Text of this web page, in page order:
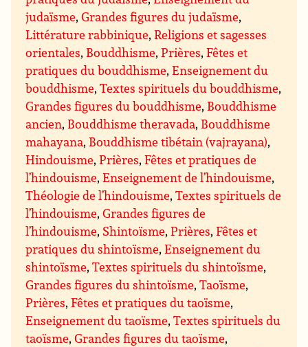
judaïsme,Grandes figures du judaïsme,
Littérature rabbinique,Religions et sagesses
orientales, Bouddhisme,Prières,Fêtes et
pratiques du bouddhisme,Enseignement du
bouddhisme,Textes spirituels du bouddhisme,
Grandes figures du bouddhisme, Bouddhisme
ancien, Bouddhisme theravada, Bouddhisme
mahayana, Bouddhisme tibétain (vajrayana),
Hindouisme,Prières,Fêtes et pratiques de
l’hindouisme,Enseignement de l’hindouisme,
Théologie de l’hindouisme,Textes spirituels de
l’hindouisme,Grandes figures de
l’hindouisme, Shintoïsme,Prières,Fêtes et
pratiques du shintoïsme,Enseignement du
shintoïsme,Textes spirituels du shintoïsme,
Grandes figures du shintoïsme,Taoïsme,
Prières,Fêtes et pratiques du taoïsme,
Enseignement du taoïsme,Textes spirituels du
taoïsme,Grandes figures du taoïsme,